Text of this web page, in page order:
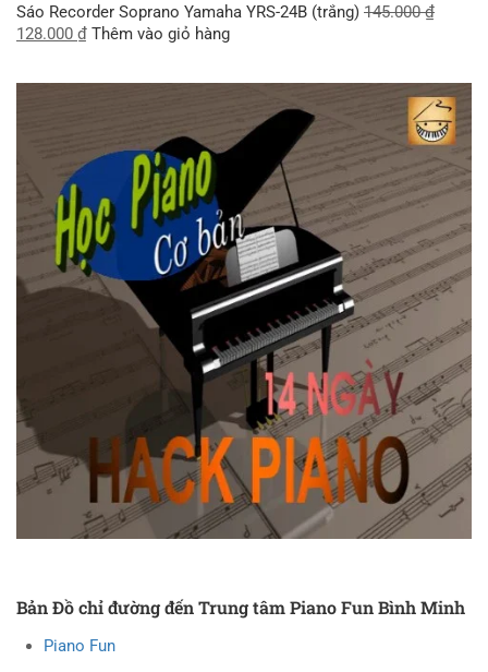
Sáo Recorder Soprano Yamaha YRS-24B (trắng) 145.000₫
128.000 ₫ Thêm vào giỏ hàng
Bản Đồ chỉ đường đến Trung tâm Piano Fun Bình Minh
Piano Fun